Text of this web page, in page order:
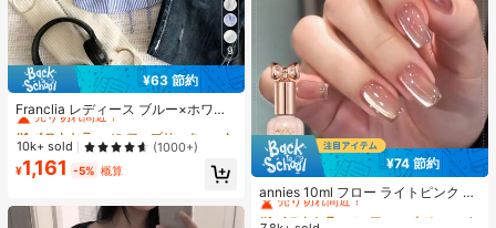
9
¥63 節約
Franclia レディース ブルー×ホワイ
ト ストライプ ボタン付きシャーリン
グ Vネックシャツ 夏向け エフォート
レスシック ブラウス 通学・新学期向
け 春カジュアル
#1 ベストセラー
に ファブリック 柔らかなオフィスブラウス
売り切れ間近！
#1 ベストセラー
売り切れ間近！
#1 ベストセラー
売り切れ間近！
#1 ベストセラー
に ファブリック 柔らかなオフィスブラウス
10k+ sold (1000+)
¥1,161 -5% 概算
¥74 節約
annies 10ml フロー ライトピンク キ
ャットアイ ジェルネイルポリッシュ
ウルトラシャイン UVジェル ミラー
#1 ベストセラー
に アニーズ ジェルネイルポリッシュ
売り切れ間近！
#1 ベストセラー
#1 ベストセラー